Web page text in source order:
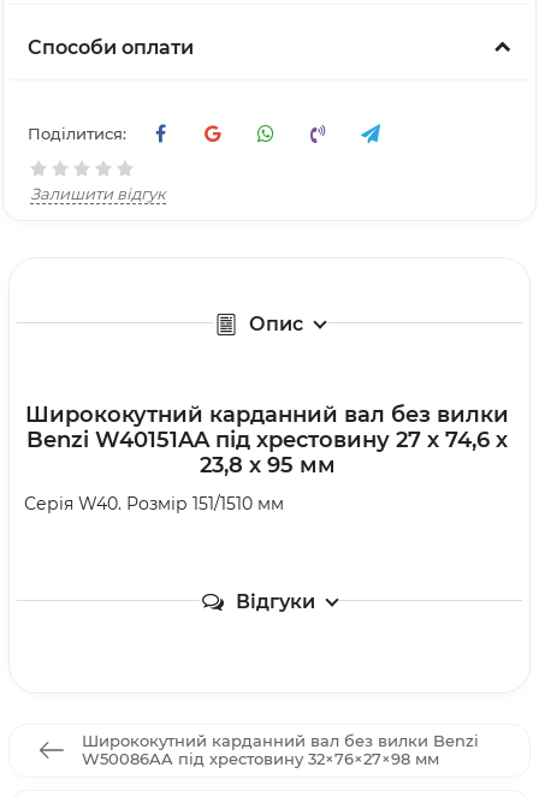
Способи оплати
Поділитися:
Залишити відгук
Опис
Ширококутний карданний вал без вилки
Benzi W40151AA під хрестовину 27 х 74,6 х
23,8 х 95 мм
Серія W40. Розмір 151/1510 мм
Відгуки
Ширококутний карданний вал без вилки Benzi
W50086AA під хрестовину 32×76×27×98 мм